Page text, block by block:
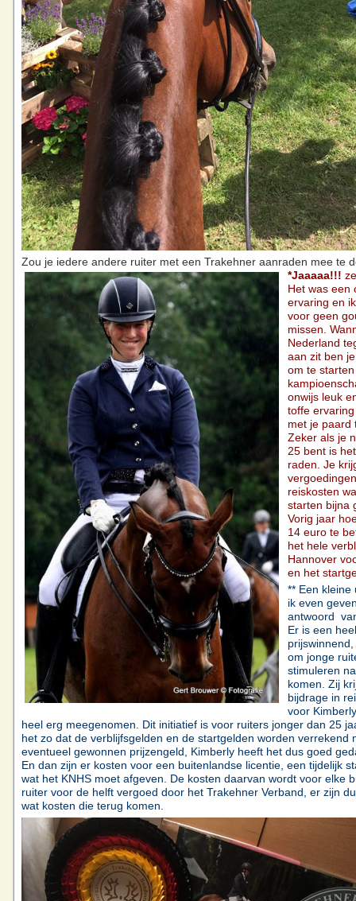
Zou je iedere andere ruiter met een Trakehner aanraden mee te
*Jaaaaa!!!
Het was een
ervaring en
voor geen
missen.
Nederland
aan zit ben
om te
onwijs leuk
toffe
met je paard
Zeker als je
25 bent is
raden. Je
reiskosten
starten bijna
Vorig jaar
14 euro te
het hele
Hannover
en het
** Een kleine
ik even
antwoord
Er is een
prijswinnend,
om jonge
stimuleren
komen. Zij
bijdrage in
voor
heel erg meegenomen. Dit initiatief is voor ruiters jonger dan 25
het zo dat de verblijfsgelden en de startgelden worden verrekend
eventueel gewonnen prijzengeld, Kimberly heeft het dus goed
En dan zijn er kosten voor een buitenlandse licentie, een tijdelijk
wat het KNHS moet afgeven. De kosten daarvan wordt voor elke
ruiter voor de helft vergoed door het Trakehner Verband, er zijn
wat kosten die terug komen.